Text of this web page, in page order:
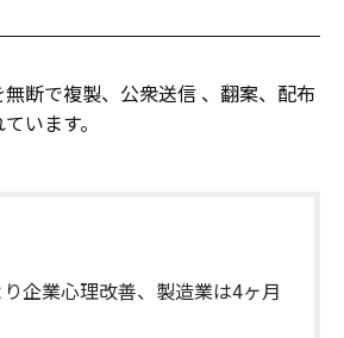
断で複製、公衆送信 、翻案、配布
います。
企業心理改善、製造業は4ヶ月